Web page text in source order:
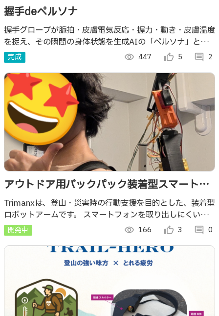
握手deペルソナ
握手グローブが脈拍・皮膚電気反応・握力・動き・皮膚温度
を捉え、その瞬間の身体状態を生成AIの「ペルソナ」とし
て可視化する体験型プロトタイプ。
完成 visibility 447 thumb_up_alt 5 comment 2
アウトドア用バックパック装着型スマートア
ームデバイス PROJECT TRIMANX
Trimanxは、登山・災害時の行動支援を目的とした、装着型
ロボットアームです。 スマートフォンを取り出しにくい状
況でもライトや通信、位置情報確認、簡易作業補助などを身
体に近い位置で扱えるようにする。
開発中 visibility 166 thumb_up_alt 3 comment 0